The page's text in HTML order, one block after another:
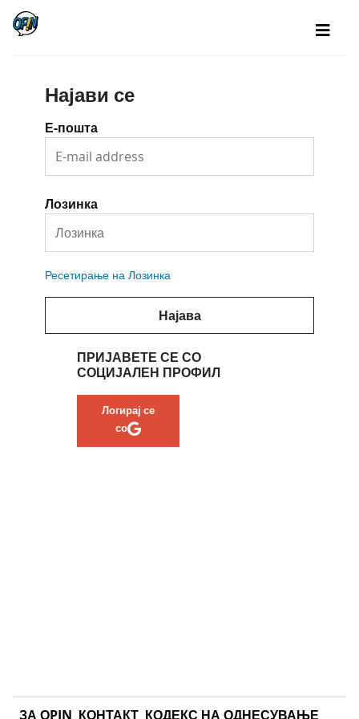
Најави се
Е-пошта
Лозинка
Ресетирање на Лозинка
Најава
ПРИЈАВЕТЕ СЕ СО
СОЦИЈАЛЕН ПРОФИЛ
Логирај се
со
ЗА ОPIN КОНТАКТ КОДЕКС НА ОДНЕСУВАЊЕ